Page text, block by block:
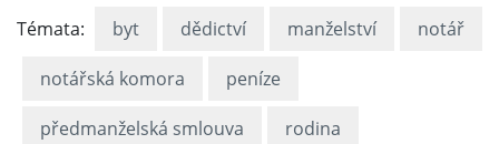
Témata: byt dědictví manželství notář
notářská komora peníze
předmanželská smlouva rodina